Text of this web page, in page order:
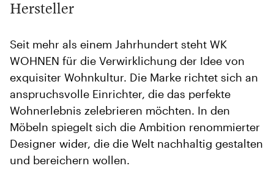
Hersteller
Seit mehr als einem Jahrhundert steht WK
WOHNEN für die Verwirklichung der Idee von
exquisiter Wohnkultur. Die Marke richtet sich an
anspruchsvolle Einrichter, die das perfekte
Wohnerlebnis zelebrieren möchten. In den
Möbeln spiegelt sich die Ambition renommierter
Designer wider, die die Welt nachhaltig gestalten
und bereichern wollen.